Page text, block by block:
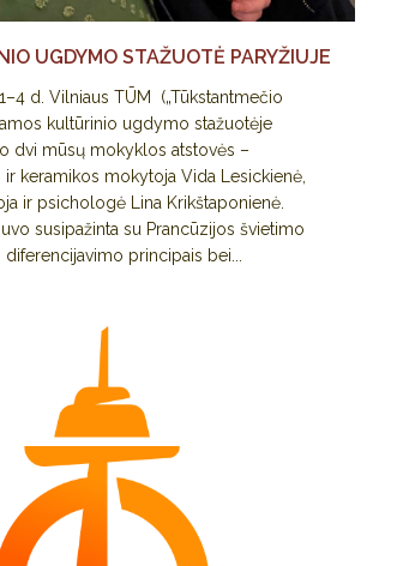
UGDYMO STAŽUOTĖ PARYŽIUJE
d. Vilniaus TŪM („Tūkstantmečio
kultūrinio ugdymo stažuotėje
dvi mūsų mokyklos atstovės –
ir keramikos mokytoja Vida Lesickienė,
ir psichologė Lina Krikštaponienė.
susipažinta su Prancūzijos švietimo
principais bei...